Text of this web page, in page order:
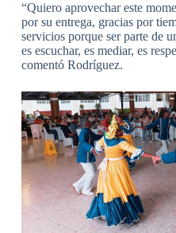
“Quiero aprovechar este
por su entrega, gracias por
servicios porque ser parte de
es escuchar, es mediar, es
comentó Rodríguez.